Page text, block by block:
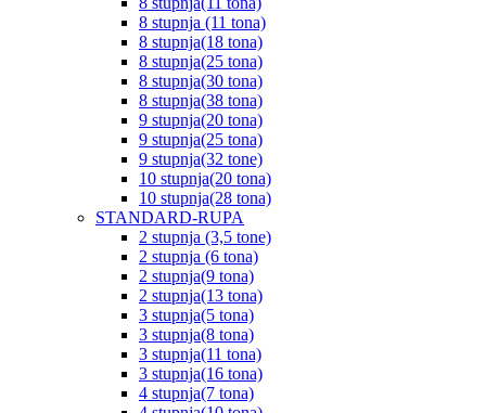
8 stupnja (11 tona)
8 stupnja(18 tona)
8 stupnja(25 tona)
8 stupnja(30 tona)
8 stupnja(38 tona)
9 stupnja(20 tona)
9 stupnja(25 tona)
9 stupnja(32 tone)
10 stupnja(20 tona)
10 stupnja(28 tona)
STANDARD-RUPA
2 stupnja (3,5 tone)
2 stupnja (6 tona)
2 stupnja(9 tona)
2 stupnja(13 tona)
3 stupnja(5 tona)
3 stupnja(8 tona)
3 stupnja(11 tona)
3 stupnja(16 tona)
4 stupnja(7 tona)